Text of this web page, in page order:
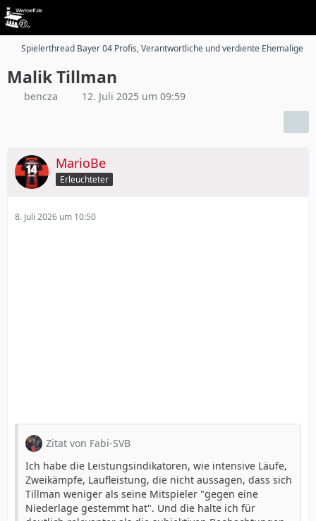
Spielerthread Bayer 04 Profis, Verantwortliche und verdiente Ehemalige
Malik Tillman
bencza 12. Juli 2025 um 09:59
MarioBe
Erleuchteter
8. Juli 2026 um 10:50
Zitat von Fabi-SVB
Ich habe die Leistungsindikatoren, wie intensive Läufe,
Zweikämpfe, Laufleistung, die nicht aussagen, dass sich
Tillman weniger als seine Mitspieler "gegen eine
Niederlage gestemmt hat". Und die halte ich für